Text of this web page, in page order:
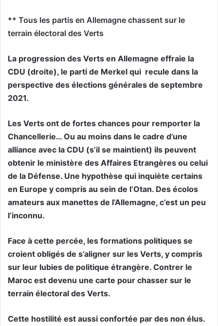
** Tous les partis en Allemagne chassent sur le
terrain électoral des Verts
La progression des Verts en Allemagne effraie la
CDU (droite), le parti de Merkel qui recule dans la
perspective des élections générales de septembre
2021.
Les Verts ont de fortes chances pour remporter la
Chancellerie… Ou au moins dans le cadre d’une
alliance avec la CDU (s’il se maintient) ils peuvent
obtenir le ministère des Affaires Etrangères ou celui
de la Défense. Une hypothèse qui inquiète certains
en Europe y compris au sein de l’Otan. Des écolos
amateurs aux manettes de l’Allemagne, c’est un peu
l’inconnu.
Face à cette percée, les formations politiques se
croient obligés de s’aligner sur les Verts, y compris
sur leur lubies de politique étrangère. Contrer le
Maroc est devenu une carte pour chasser sur le
terrain électoral des Verts.
Cette hostilité est aussi confortée par des non élus.